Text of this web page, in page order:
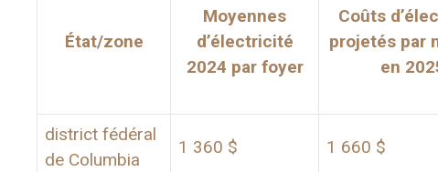
État/zone
Moyennes
d’électricité
2024 par foyer
Coûts
projetés par
en
district fédéral
de Columbia
1 360 $ 1 660 $